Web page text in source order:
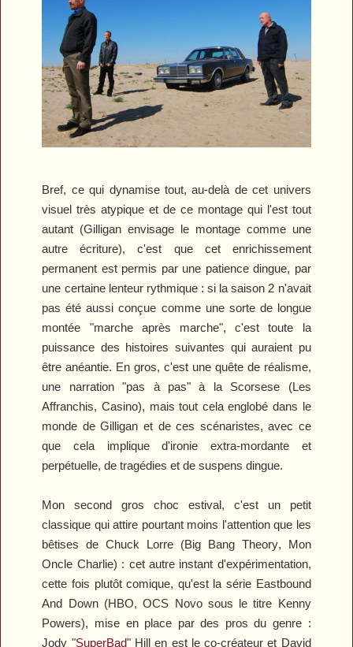
Bref, ce qui dynamise tout, au-delà de cet univers
visuel très atypique et de ce montage qui l'est tout
autant (Gilligan envisage le montage comme une
autre écriture), c'est que cet enrichissement
permanent est permis par une patience dingue, par
une certaine lenteur rythmique : si la saison 2 n'avait
pas été aussi conçue comme une sorte de longue
montée "marche après marche", c'est toute la
puissance des histoires suivantes qui auraient pu
être anéantie. En gros, c'est une quête de réalisme,
une narration "pas à pas" à la Scorsese (Les
Affranchis, Casino), mais tout cela englobé dans le
monde de Gilligan et de ces scénaristes, avec ce
que cela implique d'ironie extra-mordante et
perpétuelle, de tragédies et de suspens dingue.
Mon second gros choc estival, c'est un petit
classique qui attire pourtant moins l'attention que les
bêtises de Chuck Lorre (Big Bang Theory, Mon
Oncle Charlie) : cet autre instant d'expérimentation,
cette fois plutôt comique, qu'est la série Eastbound
And Down (HBO, OCS Novo sous le titre Kenny
Powers), mise en place par des pros du genre :
Jody "SuperBad" Hill en est le co-créateur et David